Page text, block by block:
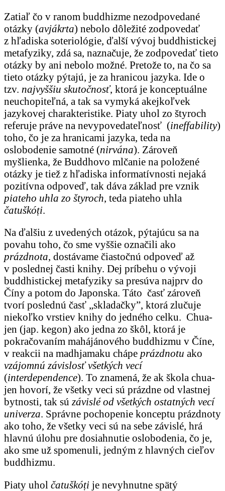
Zatiaľ čo v ranom buddhizme nezodpovedané
otázky (avjákrta) nebolo dôležité zodpovedať
z hľadiska soteriológie, ďalší vývoj buddhistickej
metafyziky, zdá sa, naznačuje, že zodpovedať tieto
otázky by ani nebolo možné. Pretože to, na čo sa
tieto otázky pýtajú, je za hranicou jazyka. Ide o
tzv. najvyššiu skutočnosť, ktorá je konceptuálne
neuchopiteľná, a tak sa vymyká akejkoľvek
jazykovej charakteristike. Piaty uhol zo štyroch
referuje práve na nevypovedateľnosť (ineffability)
toho, čo je za hranicami jazyka, teda na
oslobodenie samotné (nirvána). Zároveň
myšlienka, že Buddhovo mlčanie na položené
otázky je tiež z hľadiska informatívnosti nejaká
pozitívna odpoveď, tak dáva základ pre vznik
piateho uhla zo štyroch, teda piateho uhla
čatuškóṭi.
Na ďalšiu z uvedených otázok, pýtajúcu sa na
povahu toho, čo sme vyššie označili ako
prázdnota, dostávame čiastočnú odpoveď až
v poslednej časti knihy. Dej príbehu o vývoji
buddhistickej metafyziky sa presúva najprv do
Číny a potom do Japonska. Táto časť zároveň
tvorí poslednú časť „skladačky”, ktorá zlučuje
niekoľko vrstiev knihy do jedného celku. Chua-
jen (jap. kegon) ako jedna zo škôl, ktorá je
pokračovaním mahájánového buddhizmu v Číne,
v reakcii na madhjamaku chápe prázdnotu ako
vzájomnú závislosť všetkých vecí
(interdependence). To znamená, že ak škola chua-
jen hovorí, že všetky veci sú prázdne od vlastnej
bytnosti, tak sú závislé od všetkých ostatných vecí
univerza. Správne pochopenie konceptu prázdnoty
ako toho, že všetky veci sú na sebe závislé, hrá
hlavnú úlohu pre dosiahnutie oslobodenia, čo je,
ako sme už spomenuli, jedným z hlavných cieľov
buddhizmu.
Piaty uhol čatuškóṭi je nevyhnutne spätý